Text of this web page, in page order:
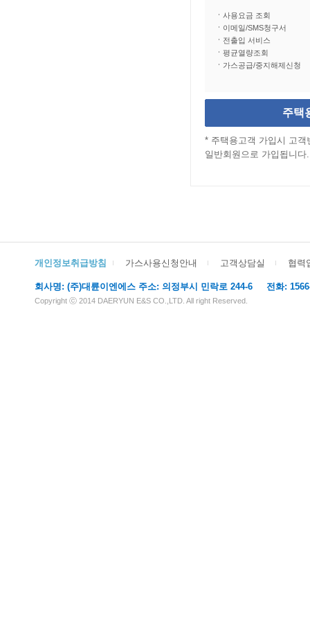
사용요금 조회
이메일/SMS청구서
전출입 서비스
평균열량조회
가스공급/중지해제신청
주택
* 주택용고객 가입시 고
일반회원으로 가입됩니다.
개인정보취급방침 가스사용신청안내 고객상담실 협력
회사명: (주)대륜이엔에스 주소: 의정부시 민락로 244-6 전화:
Copyright ⓒ 2014 DAERYUN E&S CO.,LTD. All right Reserved.